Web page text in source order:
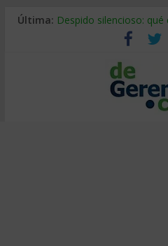
Última: Despido silencioso:
La economía de
Los 8 pasos de Kotter:
Gestión de proyectos
IA y creatividad: cómo